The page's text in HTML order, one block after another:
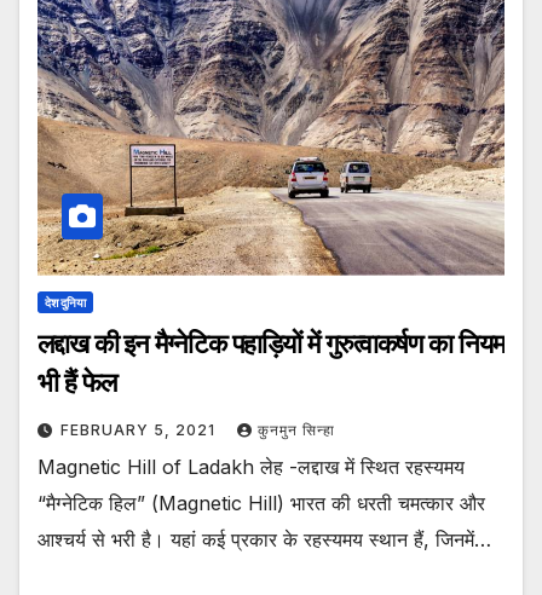
देश दुनिया
लद्दाख की इन मैग्नेटिक पहाड़ियों में गुरुत्वाकर्षण का नियम
भी हैं फेल
FEBRUARY 5, 2021 कुनमुन सिन्हा
Magnetic Hill of Ladakh लेह -लद्दाख में स्थित रहस्यमय
“मैग्नेटिक हिल” (Magnetic Hill) भारत की धरती चमत्कार और
आश्चर्य से भरी है। यहां कई प्रकार के रहस्यमय स्थान हैं, जिनमें…